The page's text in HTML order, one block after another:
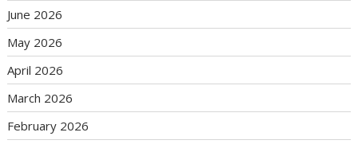
June 2026
May 2026
April 2026
March 2026
February 2026